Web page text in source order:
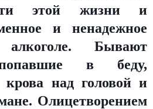
этой жизни и
и ненадежное
Бывают
в беду,
крова над головой и
Олицетворением